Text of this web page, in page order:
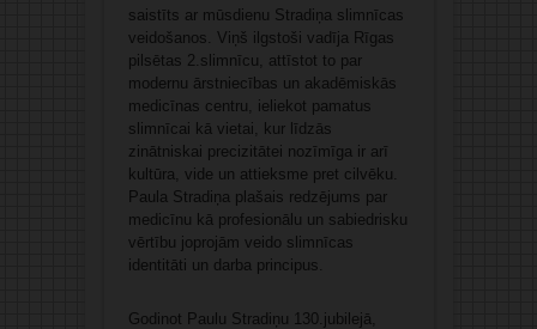
saistīts ar mūsdienu Stradiņa slimnīcas
veidošanos. Viņš ilgstoši vadīja Rīgas
pilsētas 2.slimnīcu, attīstot to par
modernu ārstniecības un akadēmiskās
medicīnas centru, ieliekot pamatus
slimnīcai kā vietai, kur līdzās
zinātniskai precizitātei nozīmīga ir arī
kultūra, vide un attieksme pret cilvēku.
Paula Stradiņa plašais redzējums par
medicīnu kā profesionālu un sabiedrisku
vērtību joprojām veido slimnīcas
identitāti un darba principus.
Godinot Paulu Stradiņu 130.jubilejā,